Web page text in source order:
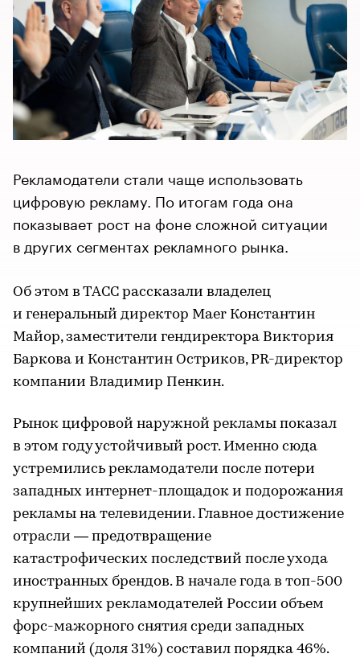
Рекламодатели стали чаще использовать
цифровую рекламу. По итогам года она
показывает рост на фоне сложной ситуации
в других сегментах рекламного рынка.
Об этом в ТАСС рассказали владелец
и генеральный директор Maer Константин
Майор, заместители гендиректора Виктория
Баркова и Константин Остриков, PR-директор
компании Владимир Пенкин.
Рынок цифровой наружной рекламы показал
в этом году устойчивый рост. Именно сюда
устремились рекламодатели после потери
западных интернет-площадок и подорожания
рекламы на телевидении. Главное достижение
отрасли — предотвращение
катастрофических последствий после ухода
иностранных брендов. В начале года в топ-500
крупнейших рекламодателей России объем
форс-мажорного снятия среди западных
компаний (доля 31%) составил порядка 46%.